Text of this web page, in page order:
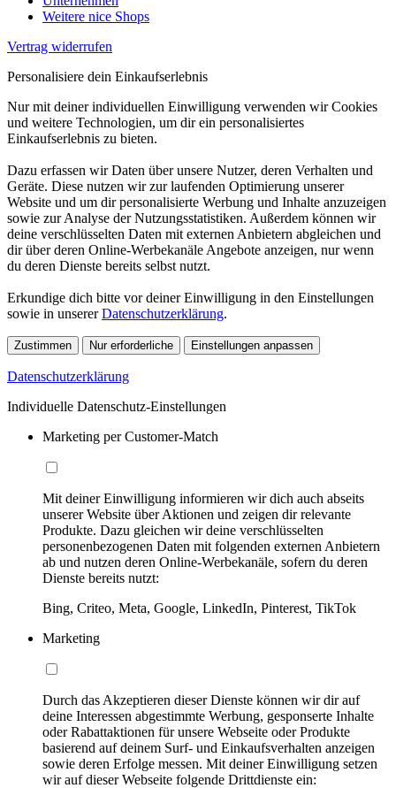
Weitere nice Shops
Vertrag widerrufen
Personalisiere dein Einkaufserlebnis
Nur mit deiner individuellen Einwilligung verwenden wir Cookies
und weitere Technologien, um dir ein personalisiertes
Einkaufserlebnis zu bieten.
Dazu erfassen wir Daten über unsere Nutzer, deren Verhalten und
Geräte. Diese nutzen wir zur laufenden Optimierung unserer
Website und um dir personalisierte Werbung und Inhalte anzuzeigen
sowie zur Analyse der Nutzungsstatistiken. Außerdem können wir
deine verschlüsselten Daten mit externen Anbietern abgleichen und
dir über deren Online-Werbekanäle Angebote anzeigen, nur wenn
du deren Dienste bereits selbst nutzt.
Erkundige dich bitte vor deiner Einwilligung in den Einstellungen
sowie in unsererDatenschutzerklärung.
Zustimmen Nur erforderliche Einstellungen anpassen
Datenschutzerklärung
Individuelle Datenschutz-Einstellungen
Marketing per Customer-Match
Mit deiner Einwilligung informieren wir dich auch abseits
unserer Website über Aktionen und zeigen dir relevante
Produkte. Dazu gleichen wir deine verschlüsselten
personenbezogenen Daten mit folgenden externen Anbietern
ab und nutzen deren Online-Werbekanäle, sofern du deren
Dienste bereits nutzt:
Bing, Criteo, Meta, Google, LinkedIn, Pinterest, TikTok
Marketing
Durch das Akzeptieren dieser Dienste können wir dir auf
deine Interessen abgestimmte Werbung, gesponserte Inhalte
oder Rabattaktionen für unsere Webseite oder Produkte
basierend auf deinem Surf- und Einkaufsverhalten anzeigen
sowie deren Erfolge messen. Mit deiner Einwilligung setzen
wir auf dieser Webseite folgende Drittdienste ein: